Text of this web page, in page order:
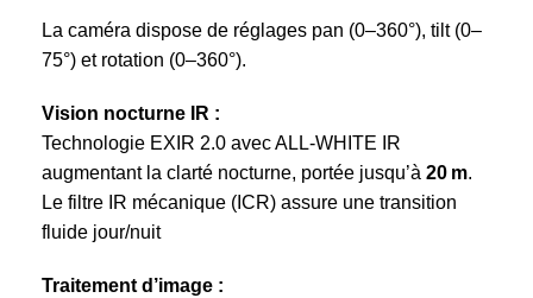
La caméra dispose de réglages pan (0–360°), tilt (0–
75°) et rotation (0–360°).
Vision nocturne IR :
Technologie EXIR 2.0 avec ALL‑WHITE IR
augmentant la clarté nocturne, portée jusqu’à 20 m.
Le filtre IR mécanique (ICR) assure une transition
fluide jour/nuit
Traitement d’image :